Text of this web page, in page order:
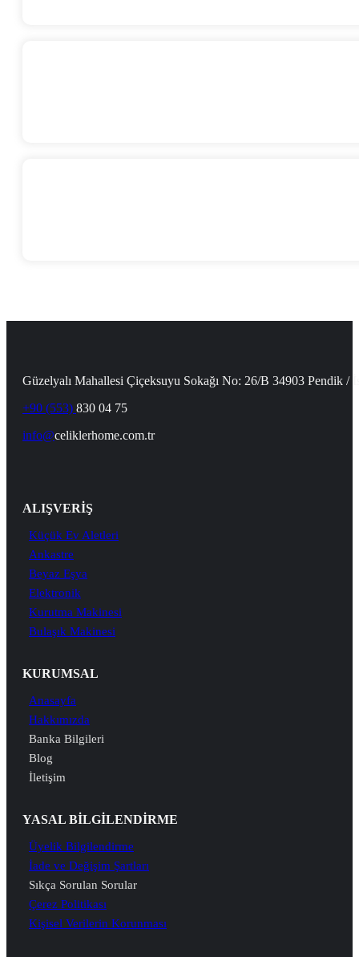
Güzelyalı Mahallesi Çiçeksuyu Sokağı No: 26/B 34903 Pendik /
+90 (553) 830 04 75
info@celiklerhome.com.tr
ALIŞVERİŞ
Küçük Ev Aletleri
Ankastre
Beyaz Eşya
Elektronik
Kurutma Makinesi
Bulaşık Makinesi
KURUMSAL
Anasayfa
Hakkımızda
Banka Bilgileri
Blog
İletişim
YASAL BİLGİLENDİRME
Üyelik Bilgilendirme
İade ve Değişim Şartları
Sıkça Sorulan Sorular
Çerez Politikası
Kişisel Verilerin Korunması